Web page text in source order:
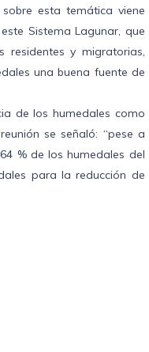
esta temática viene
Sistema Lagunar, que
residentes y migratorias,
una buena fuente de
de los humedales como
se señaló: “pese a
% de los humedales del
para la reducción de